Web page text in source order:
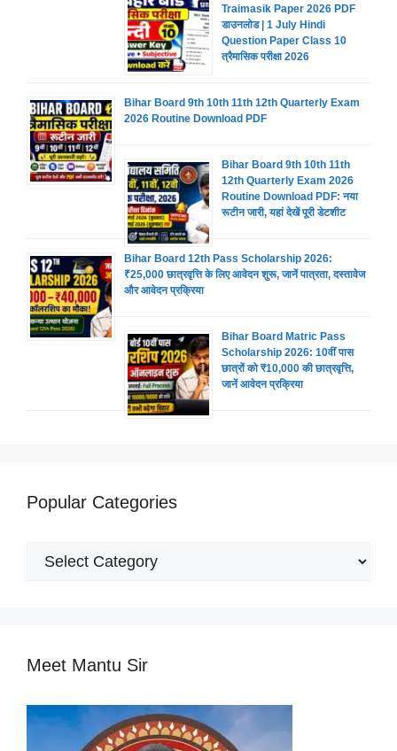
Traimasik Paper 2026 PDF
डाउनलोड | 1 July Hindi
Question Paper Class 10
त्रैमासिक परीक्षा 2026
Bihar Board 9th 10th 11th 12th Quarterly Exam
2026 Routine Download PDF
Bihar Board 9th 10th 11th
12th Quarterly Exam 2026
Routine Download PDF: नया
रूटीन जारी, यहां देखें पूरी डेटशीट
Bihar Board 12th Pass Scholarship 2026:
₹25,000 छात्रवृत्ति के लिए आवेदन शुरू, जानें पात्रता, दस्तावेज
और आवेदन प्रक्रिया
Bihar Board Matric Pass
Scholarship 2026: 10वीं पास
छात्रों को ₹10,000 की छात्रवृत्ति,
जानें आवेदन प्रक्रिया
Popular Categories
Popular
Meet Mantu Sir